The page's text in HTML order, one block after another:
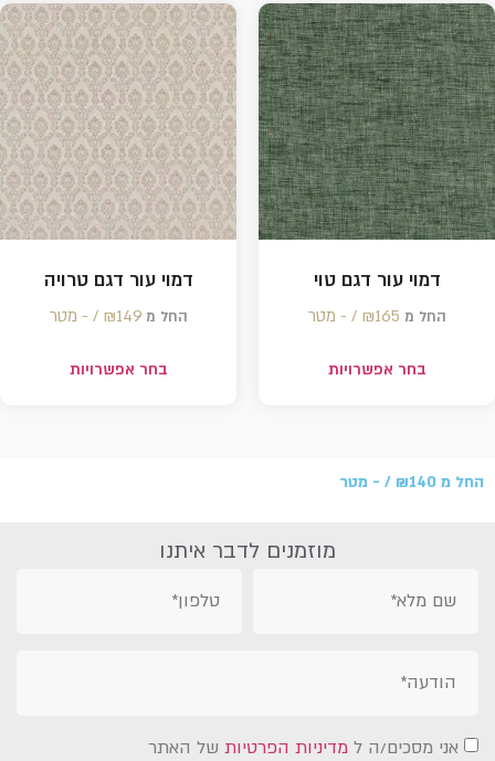
דמוי עור דגם טוי
החל מ ₪165 /‏‏‎ ‎- מטר
בחר אפשרויות
דמוי עור דגם טרויה
החל מ ₪149 /‏‏‎ ‎- מטר
בחר אפשרויות
החל מ ₪140 /‏‏‎ ‎- מטר
מוזמנים לדבר איתנו
אני מסכים/ה ל מדיניות הפרטיות של האתר